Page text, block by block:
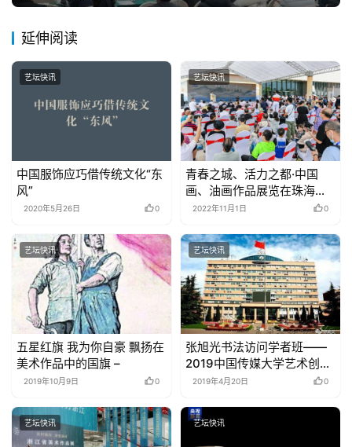
延伸阅读
艺坛快讯
中国服饰应巧借传统文化“东
风”
2020年5月26日 0
艺坛快讯
青春之城、活力之都·中国
画、油画作品展览在珠海展
出2022年11月1日 0
艺坛快讯
五星红旗 我为你自豪 飘扬在
美术作品中的国旗 –
2019年10月9日 0
艺坛快讯
张旭光书法访问学者班——
2019中国传媒大学艺术创作
院招生简章 –
2019年4月20日 0
艺坛快讯 艺坛快讯